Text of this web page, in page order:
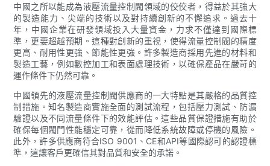
中國之所以能成為液壓流量控制閥領域的佼佼者，得益於其強大
的製造能力、尖端的技術以及對持續創新的不懈追求。過去十
年，中國企業在研發領域投入大量資金，力求不僅達到國際標
準，更要超越預期。這種對創新的重視，使得流量控制閥的精度
更高、耐用性更強、節能性更強。許多製造商採用先進的材料和
製造工藝，例如數控加工和表面處理技術，以確保產品在嚴苛的
運作條件下仍然可靠。
中國領先的液壓流量控制閥供應商的一大特點是其嚴格的品質控
制措施。知名製造商實施全面的測試流程，包括壓力測試、防漏
驗證以及不同流量條件下的效能評估。這些品質保證措施有助於
確保每個閥門性能穩定可靠，從而降低系統故障或停機的風險。
此外，許多供應商符合ISO 9001、CE和API等國際認可的認證標
準，這讓客戶更確信其對品質和安全的承諾。